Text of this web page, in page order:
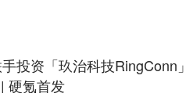
投资「玖治科技RingConn
硬氪首发